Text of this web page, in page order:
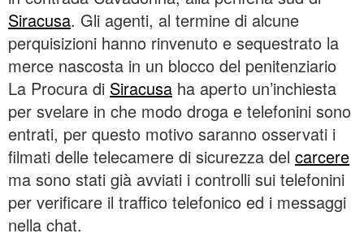
Siracusa. Gli agenti, al termine di alcune
perquisizioni hanno rinvenuto e sequestrato la
merce nascosta in un blocco del penitenziario
La Procura di Siracusa ha aperto un’inchiesta
per svelare in che modo droga e telefonini sono
entrati, per questo motivo saranno osservati i
filmati delle telecamere di sicurezza del carcere
ma sono stati già avviati i controlli sui telefonini
per verificare il traffico telefonico ed i messaggi
nella chat.